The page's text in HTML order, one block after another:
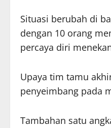
Situasi berubah di
dengan 10 orang
percaya diri
Upaya tim tamu
penyeimbang pada
Tambahan satu